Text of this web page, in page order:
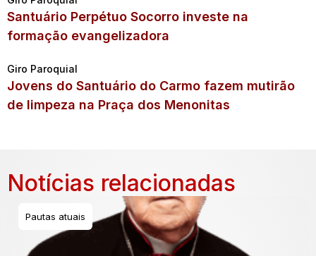
Santuário Perpétuo Socorro investe na
formação evangelizadora
Giro Paroquial
Jovens do Santuário do Carmo fazem mutirão
de limpeza na Praça dos Menonitas
Notícias relacionadas
Pautas atuais